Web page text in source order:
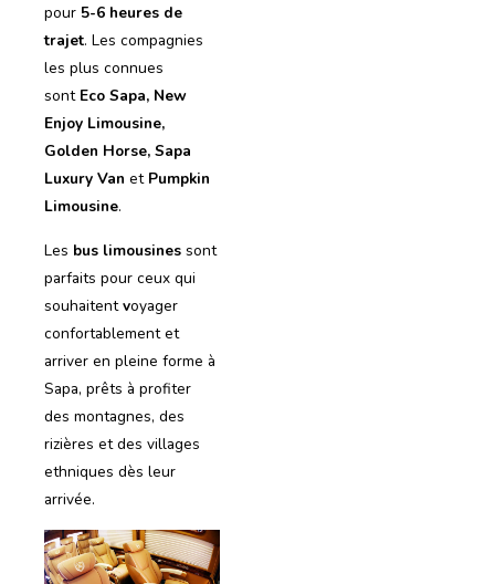
pour 5-6 heures de
trajet. Les compagnies
les plus connues
sont Eco Sapa, New
Enjoy Limousine,
Golden Horse, Sapa
Luxury Van et Pumpkin
Limousine.
Les bus limousines sont
parfaits pour ceux qui
souhaitentvoyager
confortablement et
arriver en pleine forme à
Sapa, prêts à profiter
des montagnes, des
rizières et des villages
ethniques dès leur
arrivée.